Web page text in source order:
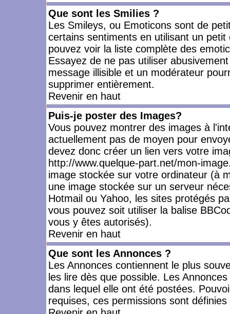
Que sont les Smilies ?
Les Smileys, ou Emoticons sont de
certains sentiments en utilisant un
pouvez voir la liste complète des
Essayez de ne pas utiliser
message illisible et un modérateur
supprimer entièrement.
Revenir en haut
Puis-je poster des Images?
Vous pouvez montrer des images à
actuellement pas de moyen pour
devez donc créer un lien vers votre
http://www.quelque-part.net/mon-
image stockée sur votre ordinateur (à
une image stockée sur un serveur
Hotmail ou Yahoo, les sites protégés
vous pouvez soit utiliser la balise
vous y êtes autorisés).
Revenir en haut
Que sont les Annonces ?
Les Annonces contiennent le plus
les lire dès que possible. Les
dans lequel elle ont été postées.
requises, ces permissions sont